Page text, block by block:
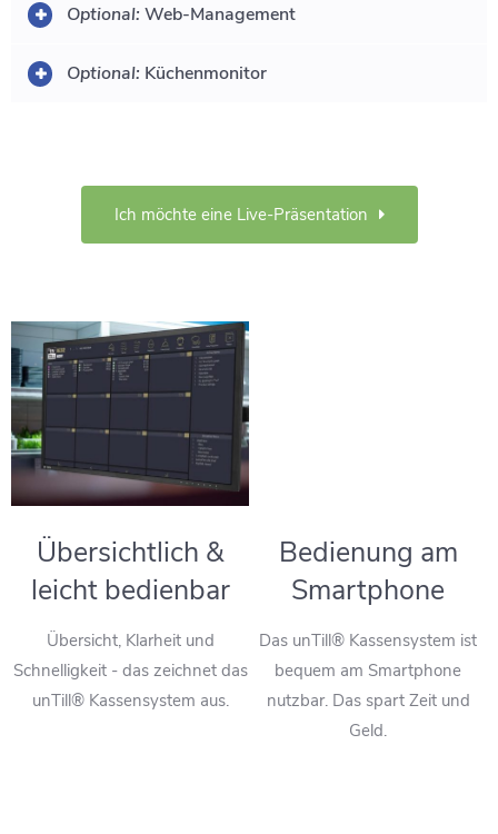
Optional: Web-Management
Optional: Küchenmonitor
Ich möchte eine Live-Präsentation
Übersichtlich &
leicht bedienbar
Übersicht, Klarheit und
Schnelligkeit - das zeichnet das
unTill® Kassensystem aus.
Bedienung am
Smartphone
Das unTill® Kassensystem ist
bequem am Smartphone
nutzbar. Das spart Zeit und
Geld.